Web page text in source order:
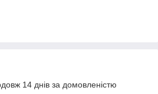
14 днів за домовленістю